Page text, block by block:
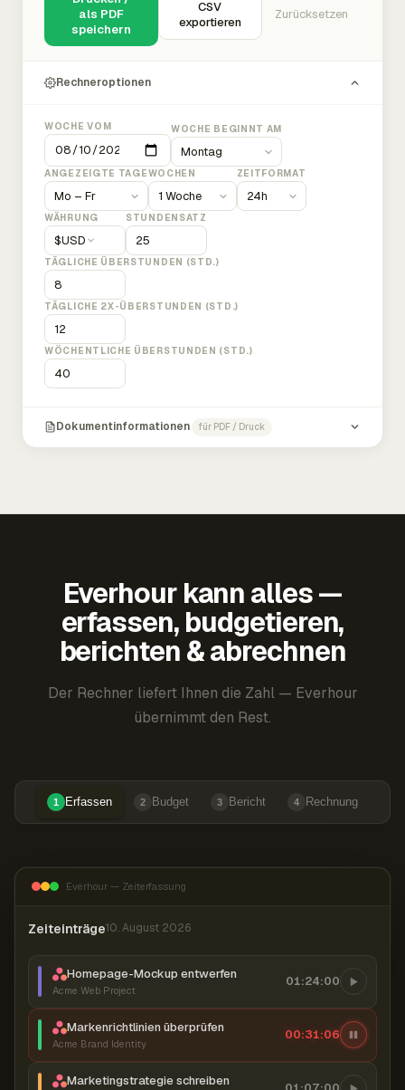
als PDF
speichern
CSV
exportieren
Zurücksetzen
Rechneroptionen
WOCHE VOM WOCHE BEGINNT AM
ANGEZEIGTE TAGEWOCHEN ZEITFORMAT
WÄHRUNG
$USD
STUNDENSATZ
TÄGLICHE ÜBERSTUNDEN (STD.)
TÄGLICHE 2X-ÜBERSTUNDEN (STD.)
WÖCHENTLICHE ÜBERSTUNDEN (STD.)
Dokumentinformationen für PDF / Druck
Everhour kann alles —
erfassen, budgetieren,
berichten & abrechnen
Der Rechner liefert Ihnen die Zahl — Everhour
übernimmt den Rest.
1 Erfassen 2 Budget 3 Bericht 4 Rechnung
Everhour — Zeiterfassung
Zeiteinträge10. August 2026
Homepage-Mockup entwerfen
Acme Web Project
01:24:00
Markenrichtlinien überprüfen
Acme Brand Identity
00:31:07
Marketingstrategie schreiben